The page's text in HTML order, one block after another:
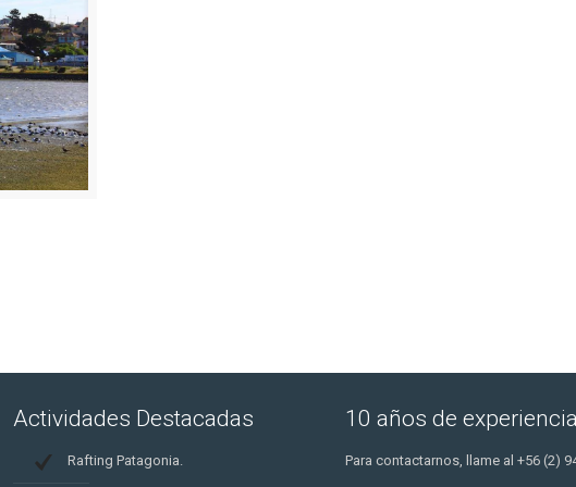
Actividades Destacadas
Rafting Patagonia.
10 años de experiencia
Para contactarnos, llame al +56 (2)